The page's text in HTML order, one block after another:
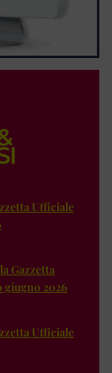
Ufficiale
Gazzetta
giugno 2026
Ufficiale